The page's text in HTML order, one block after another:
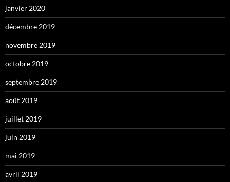
janvier 2020
décembre 2019
novembre 2019
octobre 2019
septembre 2019
août 2019
juillet 2019
juin 2019
mai 2019
avril 2019